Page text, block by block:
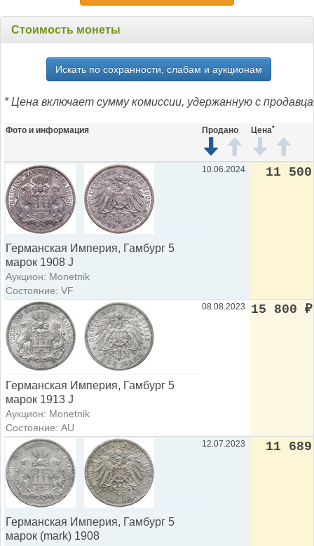
Стоимость монеты
Искать по сохранности, слабам и аукционам
* Цена включает сумму комиссии, удержанную с продавца
Фото и информация Продано Цена*
Германская Империя, Гамбург 5
марок 1908 J
Аукцион: Monetnik
Состояние: VF
10.06.2024 11 500
Германская Империя, Гамбург 5
марок 1913 J
Аукцион: Monetnik
Состояние: AU
08.08.2023 15 800 ₽
Германская Империя, Гамбург 5
марок (mark) 1908
12.07.2023 11 689